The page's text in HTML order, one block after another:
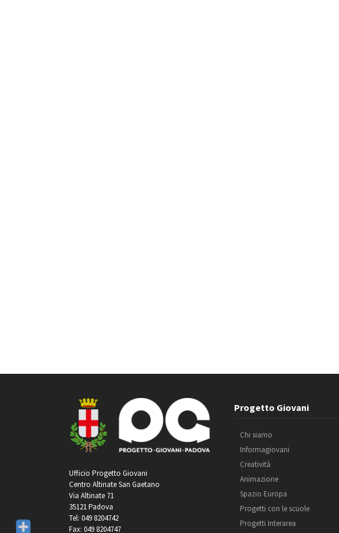
Ufficio Progetto Giovani
Centro Altinate San Gaetano
Via Altinate 71
35121 Padova
Tel: 049 8204742
Fax: 049 8204747
Progetto Giovani
Chi siamo
Informagiovani
Creatività
Animazione
Spazio Europa
Progetti con le scuole
Progetti Interarea